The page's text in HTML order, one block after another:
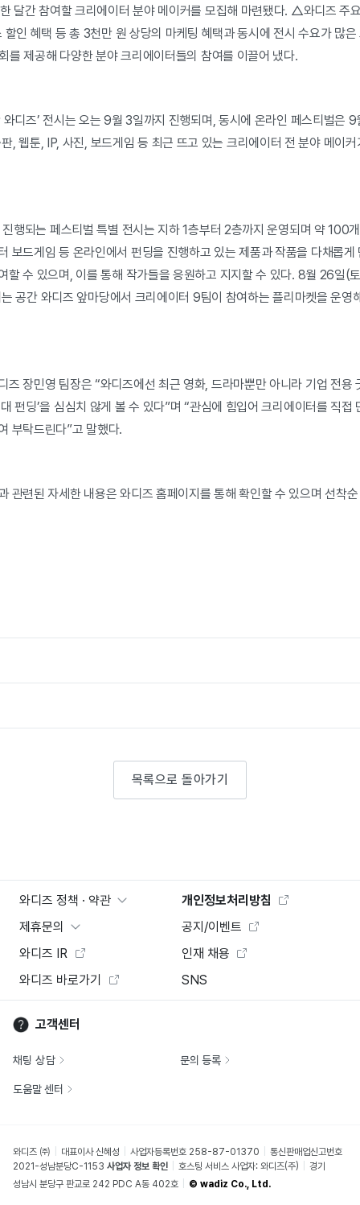
달간 참여할 크리에이터 분야 메이커를 모집해 마련됐다. △와디즈
인 혜택 등 총 3천만 원 상당의 마케팅 혜택과 동시에 전시 수요가 많은
를 제공해 다양한 분야 크리에이터들의 참여를 이끌어 냈다.
와디즈’ 전시는 오는 9월 3일까지 진행되며, 동시에 온라인 페스티벌은
, 웹툰, IP, 사진, 보드게임 등 최근 뜨고 있는 크리에이터 전 분야 메이
행되는 페스티벌 특별 전시는 지하 1층부터 2층까지 운영되며 약 100
보드게임 등 온라인에서 펀딩을 진행하고 있는 제품과 작품을 다채롭
할 수 있으며, 이를 통해 작가들을 응원하고 지지할 수 있다. 8월 26일
공간 와디즈 앞마당에서 크리에이터 9팀이 참여하는 플리마켓을 운영
즈 장민영 팀장은 “와디즈에선 최근 영화, 드라마뿐만 아니라 기업 전용
펀딩’을 심심치 않게 볼 수 있다”며 “관심에 힘입어 크리에이터를 직접
부탁드린다”고 말했다.
관련된 자세한 내용은 와디즈 홈페이지를 통해 확인할 수 있으며 선착
목록으로 돌아가기
와디즈 정책 · 약관
개인정보처리방침
제휴문의
공지/이벤트
와디즈 IR
인재 채용
와디즈 바로가기
SNS
고객센터
채팅 상담 문의 등록
도움말 센터
와디즈 ㈜ 대표이사 신혜성 사업자등록번호 258-87-01370
통신판매업신고번호
2021-성남분당C-1153 사업자 정보 확인 호스팅 서비스 사업자: 와디즈(주)
경기
성남시 분당구 판교로 242 PDC A동 402호
© wadiz Co., Ltd.